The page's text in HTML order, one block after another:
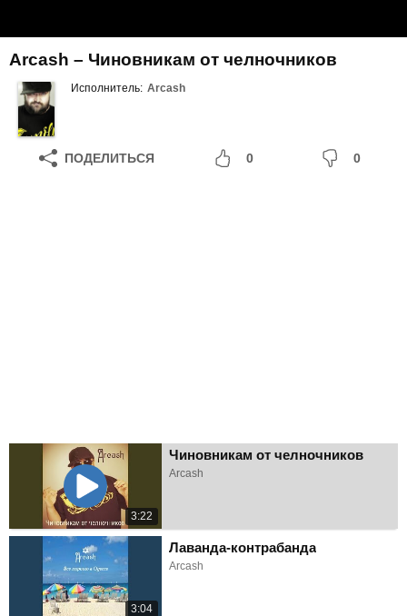
Arcash – Чиновникам от челночников
Исполнитель: Arcash
ПОДЕЛИТЬСЯ 0 0
3:22
Чиновникам от челночников
Arcash
3:04
Лаванда-контрабанда
Arcash